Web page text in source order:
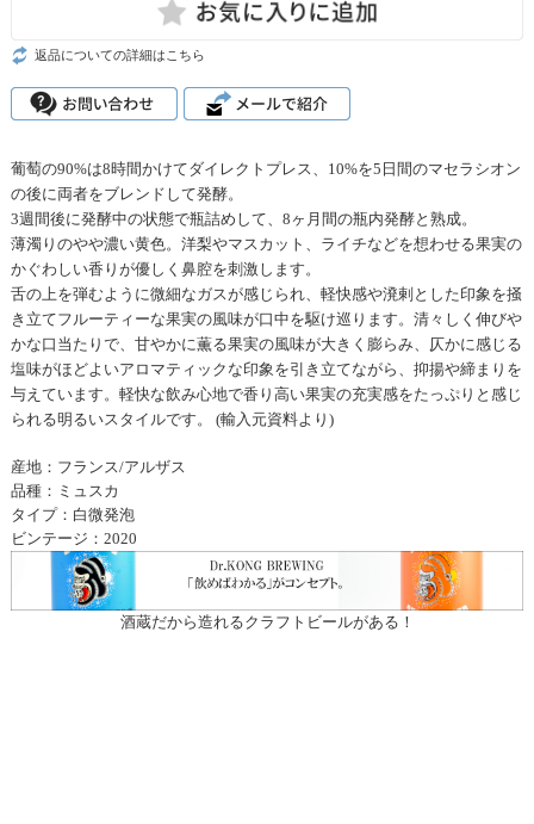
返品についての詳細はこちら
葡萄の90%は8時間かけてダイレクトプレス、10%を5日間のマセラシオン
の後に両者をブレンドして発酵。
3週間後に発酵中の状態で瓶詰めして、8ヶ月間の瓶内発酵と熟成。
薄濁りのやや濃い黄色。洋梨やマスカット、ライチなどを想わせる果実の
かぐわしい香りが優しく鼻腔を刺激します。
舌の上を弾むように微細なガスが感じられ、軽快感や溌剌とした印象を掻
き立てフルーティーな果実の風味が口中を駆け巡ります。清々しく伸びや
かな口当たりで、甘やかに薫る果実の風味が大きく膨らみ、仄かに感じる
塩味がほどよいアロマティックな印象を引き立てながら、抑揚や締まりを
与えています。軽快な飲み心地で香り高い果実の充実感をたっぷりと感じ
られる明るいスタイルです。 (輸入元資料より)
産地：フランス/アルザス
品種：ミュスカ
タイプ：白微発泡
ビンテージ：2020
酒蔵だから造れるクラフトビールがある！